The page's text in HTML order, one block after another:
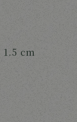
1.5 cm